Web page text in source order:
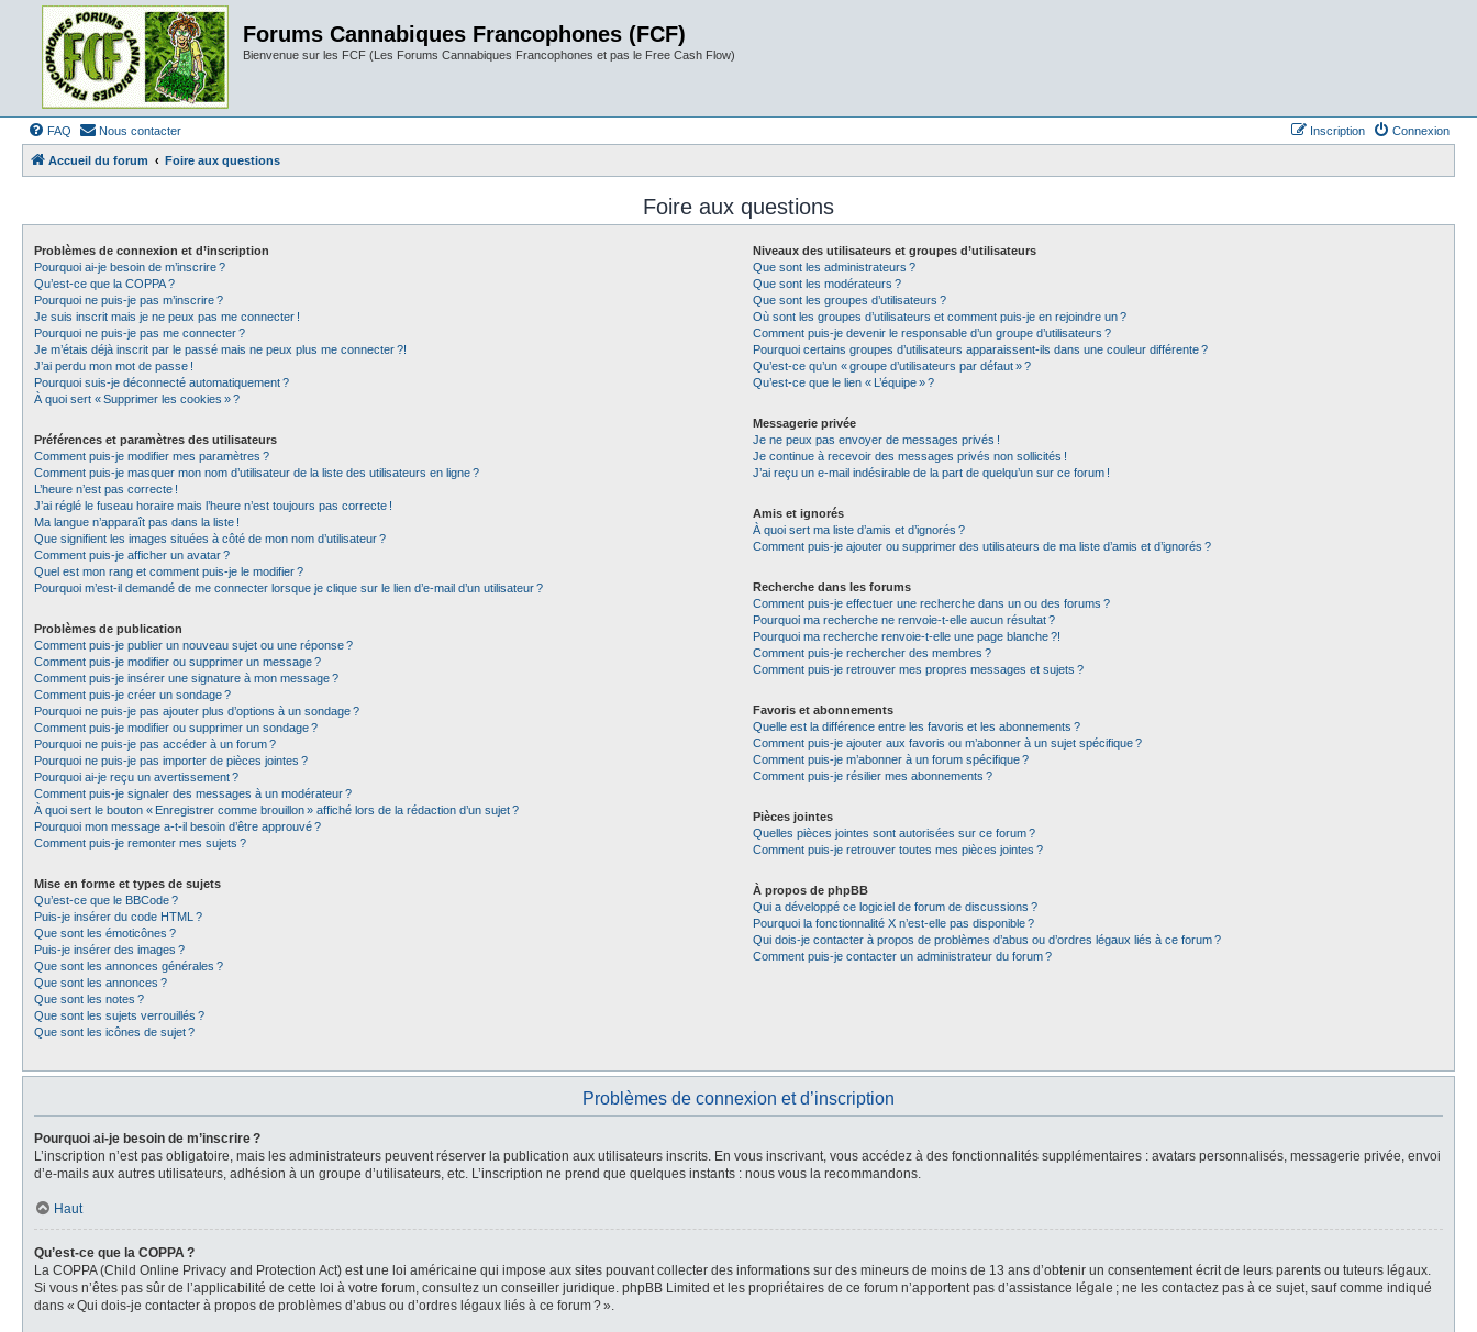
Forums Cannabiques Francophones (FCF)
Bienvenue sur les FCF (Les Forums Cannabiques Francophones et pas le Free Cash Flow)
FAQ Nous contacter Connexion
Inscription
Accueil du forum Foire aux questions
Foire aux questions
Problèmes de connexion et d’inscription
Pourquoi ai-je besoin de m’inscrire ?
Qu’est-ce que la COPPA ?
Pourquoi ne puis-je pas m’inscrire ?
Je suis inscrit mais je ne peux pas me connecter !
Pourquoi ne puis-je pas me connecter ?
Je m’étais déjà inscrit par le passé mais ne peux plus me connecter ?!
J’ai perdu mon mot de passe !
Pourquoi suis-je déconnecté automatiquement ?
À quoi sert « Supprimer les cookies » ?
Préférences et paramètres des utilisateurs
Comment puis-je modifier mes paramètres ?
Comment puis-je masquer mon nom d’utilisateur de la liste des utilisateurs en ligne ?
L’heure n’est pas correcte !
J’ai réglé le fuseau horaire mais l’heure n’est toujours pas correcte !
Ma langue n’apparaît pas dans la liste !
Que signifient les images situées à côté de mon nom d’utilisateur ?
Comment puis-je afficher un avatar ?
Quel est mon rang et comment puis-je le modifier ?
Pourquoi m’est-il demandé de me connecter lorsque je clique sur le lien d’e-mail d’un utilisateur ?
Problèmes de publication
Comment puis-je publier un nouveau sujet ou une réponse ?
Comment puis-je modifier ou supprimer un message ?
Comment puis-je insérer une signature à mon message ?
Comment puis-je créer un sondage ?
Pourquoi ne puis-je pas ajouter plus d’options à un sondage ?
Comment puis-je modifier ou supprimer un sondage ?
Pourquoi ne puis-je pas accéder à un forum ?
Pourquoi ne puis-je pas importer de pièces jointes ?
Pourquoi ai-je reçu un avertissement ?
Comment puis-je signaler des messages à un modérateur ?
À quoi sert le bouton « Enregistrer comme brouillon » affiché lors de la rédaction d’un sujet ?
Pourquoi mon message a-t-il besoin d’être approuvé ?
Comment puis-je remonter mes sujets ?
Mise en forme et types de sujets
Qu’est-ce que le BBCode ?
Puis-je insérer du code HTML ?
Que sont les émoticônes ?
Puis-je insérer des images ?
Que sont les annonces générales ?
Que sont les annonces ?
Que sont les notes ?
Que sont les sujets verrouillés ?
Que sont les icônes de sujet ?
Niveaux des utilisateurs et groupes d’utilisateurs
Que sont les administrateurs ?
Que sont les modérateurs ?
Que sont les groupes d’utilisateurs ?
Où sont les groupes d’utilisateurs et comment puis-je en rejoindre un ?
Comment puis-je devenir le responsable d’un groupe d’utilisateurs ?
Pourquoi certains groupes d’utilisateurs apparaissent-ils dans une couleur différente ?
Qu’est-ce qu’un « groupe d’utilisateurs par défaut » ?
Qu’est-ce que le lien « L’équipe » ?
Messagerie privée
Je ne peux pas envoyer de messages privés !
Je continue à recevoir des messages privés non sollicités !
J’ai reçu un e-mail indésirable de la part de quelqu’un sur ce forum !
Amis et ignorés
À quoi sert ma liste d’amis et d’ignorés ?
Comment puis-je ajouter ou supprimer des utilisateurs de ma liste d’amis et d’ignorés ?
Recherche dans les forums
Comment puis-je effectuer une recherche dans un ou des forums ?
Pourquoi ma recherche ne renvoie-t-elle aucun résultat ?
Pourquoi ma recherche renvoie-t-elle une page blanche ?!
Comment puis-je rechercher des membres ?
Comment puis-je retrouver mes propres messages et sujets ?
Favoris et abonnements
Quelle est la différence entre les favoris et les abonnements ?
Comment puis-je ajouter aux favoris ou m’abonner à un sujet spécifique ?
Comment puis-je m’abonner à un forum spécifique ?
Comment puis-je résilier mes abonnements ?
Pièces jointes
Quelles pièces jointes sont autorisées sur ce forum ?
Comment puis-je retrouver toutes mes pièces jointes ?
À propos de phpBB
Qui a développé ce logiciel de forum de discussions ?
Pourquoi la fonctionnalité X n’est-elle pas disponible ?
Qui dois-je contacter à propos de problèmes d’abus ou d’ordres légaux liés à ce forum ?
Comment puis-je contacter un administrateur du forum ?
Problèmes de connexion et d’inscription
Pourquoi ai-je besoin de m’inscrire ?
L’inscription n’est pas obligatoire, mais les administrateurs peuvent réserver la publication aux utilisateurs inscrits. En vous inscrivant, vous accédez à des fonctionnalités supplémentaires : avatars personnalisés, messagerie privée, envoi
d’e-mails aux autres utilisateurs, adhésion à un groupe d’utilisateurs, etc. L’inscription ne prend que quelques instants : nous vous la recommandons.
Haut
Qu’est-ce que la COPPA ?
La COPPA (Child Online Privacy and Protection Act) est une loi américaine qui impose aux sites pouvant collecter des informations sur des mineurs de moins de 13 ans d’obtenir un consentement écrit de leurs parents ou tuteurs légaux.
Si vous n’êtes pas sûr de l’applicabilité de cette loi à votre forum, consultez un conseiller juridique. phpBB Limited et les propriétaires de ce forum n’apportent pas d’assistance légale ; ne les contactez pas à ce sujet, sauf comme indiqué
dans « Qui dois-je contacter à propos de problèmes d’abus ou d’ordres légaux liés à ce forum ? ».